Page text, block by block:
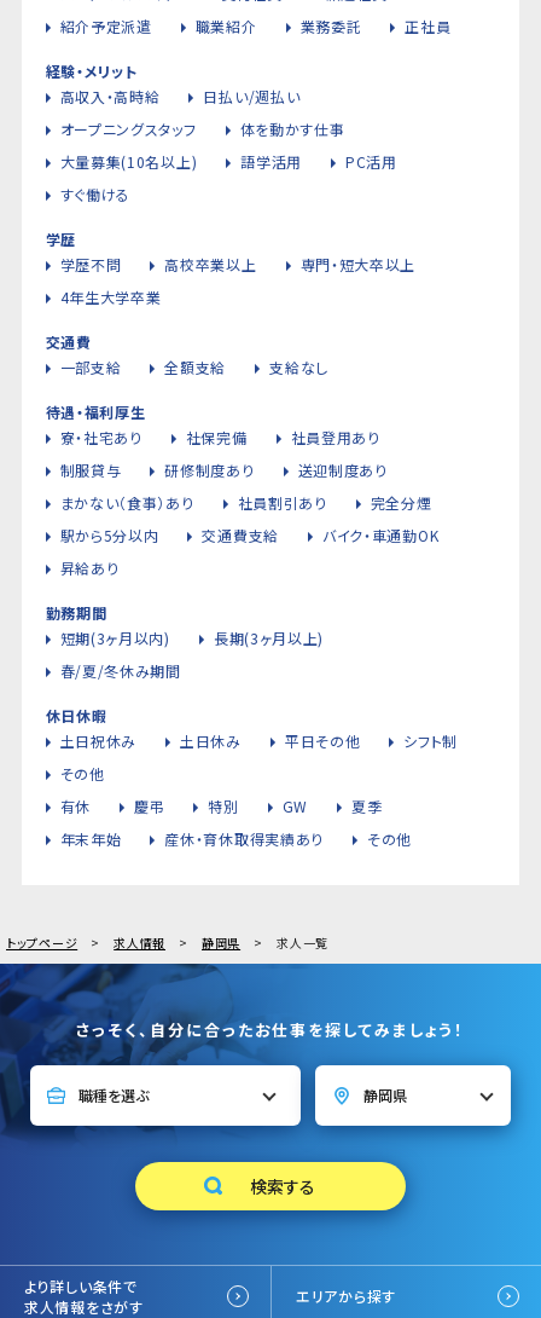
紹介予定派遣
職業紹介 業務委託 正社員
経験・メリット
高収入・高時給
日払い/週払い
オープニングスタッフ
体を動かす仕事
大量募集(10名以上)
語学活用
PC活用
すぐ働ける
学歴
学歴不問
高校卒業以上
専門・短大卒以上
4年生大学卒業
交通費
一部支給
全額支給 支給なし
待遇・福利厚生
寮・社宅あり
社保完備
社員登用あり
制服貸与
研修制度あり
送迎制度あり
まかない（食事）あり
社員割引あり
完全分煙
駅から5分以内
交通費支給
バイク・車通勤OK
昇給あり
勤務期間
短期(3ヶ月以内)
長期(3ヶ月以上)
春/夏/冬休み期間
休日休暇
土日祝休み
土日休み 平日その他
シフト制
その他
有休
慶弔 特別 GW
夏季
年末年始
産休・育休取得実績あり その他
トップページ 求人情報 静岡県 求人一覧
さっそく、自分に合ったお仕事を探してみましょう！
より詳しい条件で
求人情報をさがす
エリアから探す